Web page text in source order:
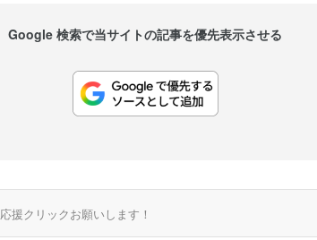
Google 検索で当サイトの記事を優先表示させる
応援クリックお願いします！